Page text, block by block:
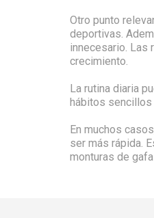
Otro punto
deportivas.
innecesario. Las
crecimiento.
La rutina diaria
hábitos sencillos
En muchos
ser más rápida.
monturas de